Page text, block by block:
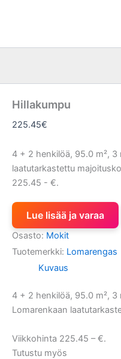
Hillakumpu
225.45€
4 + 2 henkilöä, 95.0 m²,
laatutarkastettu
225.45 - €.
Lue lisää ja varaa
Osasto: Mokit
Tuotemerkki: Lomarengas
Kuvaus
4 + 2 henkilöä, 95.0 m², 3
Lomarenkaan
Viikkohinta 225.45 – €.
Tutustu myös